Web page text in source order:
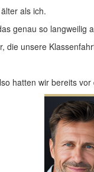
als ich.
genau so langweilig
unsere
hatten wir bereits